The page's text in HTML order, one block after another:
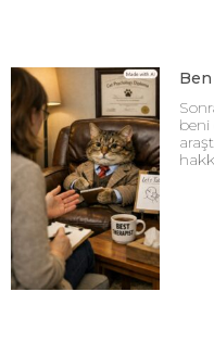
beni